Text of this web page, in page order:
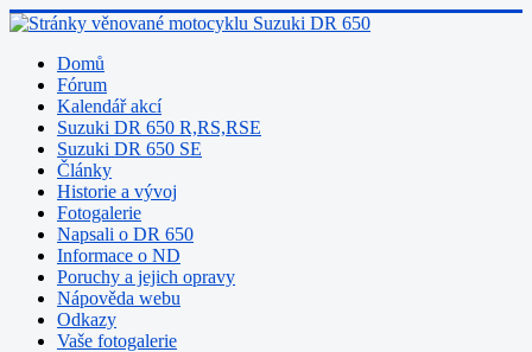
Domů
Fórum
Kalendář akcí
Suzuki DR 650 R,RS,RSE
Suzuki DR 650 SE
Články
Historie a vývoj
Fotogalerie
Napsali o DR 650
Informace o ND
Poruchy a jejich opravy
Nápověda webu
Odkazy
Vaše fotogalerie